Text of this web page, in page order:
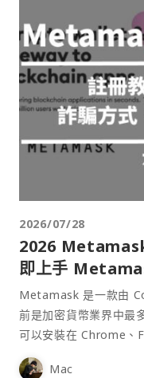
2026/07/28
2026
即上手
Metamask 是一款由
前是加密貨幣業界中最
可以安裝在 Chrome、
為插件使用，具備許多
Mac